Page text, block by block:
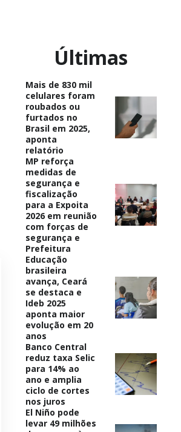
Últimas
Mais de 830 mil
celulares foram
roubados ou
furtados no
Brasil em 2025,
aponta
relatório
MP reforça
medidas de
segurança e
fiscalização
para a Expoita
2026 em reunião
com forças de
segurança e
Prefeitura
Educação
brasileira
avança, Ceará
se destaca e
Ideb 2025
aponta maior
evolução em 20
anos
Banco Central
reduz taxa Selic
para 14% ao
ano e amplia
ciclo de cortes
nos juros
El Niño pode
levar 49 milhões